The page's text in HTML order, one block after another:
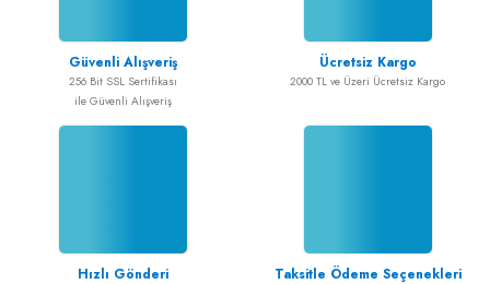
Güvenli Alışveriş
256 Bit SSL Sertifikası
ile Güvenli Alışveriş
Ücretsiz Kargo
2000 TL ve Üzeri Ücretsiz Kargo
Hızlı Gönderi Taksitle Ödeme Seçenekleri